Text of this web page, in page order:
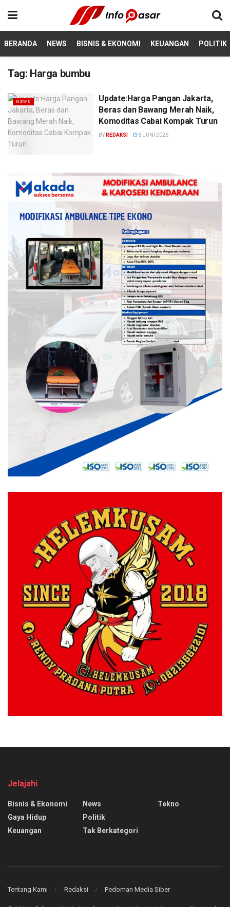
BERANDA NEWS BISNIS & EKONOMI KEUANGAN POLITIK
Tag: Harga bumbu
NEWS
Update:Harga Pangan Jakarta,
Beras dan Bawang Merah Naik,
Komoditas Cabai Kompak Turun
BY REDAKSI 8 JUNI 2026
Jelajahi
Bisnis & Ekonomi
Gaya Hidup
Keuangan
News
Politik
Tak Berkategori
Tekno
Tentang Kami Redaksi Pedoman Media Siber
© 2024InfoPasar.id- Media Informasi Pasar, Bisnis & Keuangan Teraktual